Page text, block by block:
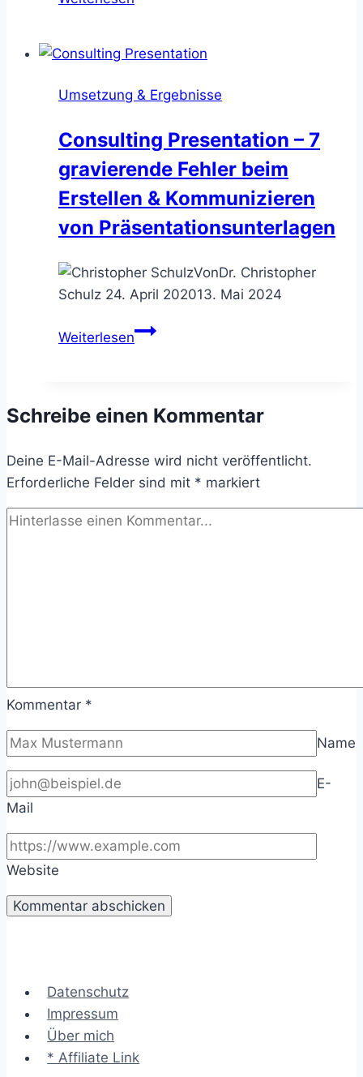
–
Techniken
exzellente
Beratungsarbeit
Umsetzung & Ergebnisse
Consulting Presentation – 7
gravierende Fehler beim
Erstellen & Kommunizieren
von Präsentationsunterlagen
VonDr. Christopher
Schulz 24. April 202013. Mai 2024
WeiterlesenConsulting
gravierende
beim
Erstellen
&
Kommunizieren
Schreibe einen Kommentar
Deine E-Mail-Adresse wird nicht veröffentlicht.
Erforderliche Felder sind mit * markiert
Kommentar *
Name
E-
Mail
Website
Datenschutz
Impressum
Über mich
* Affiliate Link